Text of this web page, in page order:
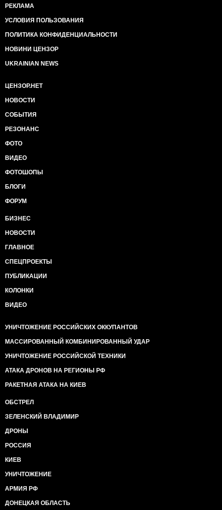
РЕКЛАМА
УСЛОВИЯ ПОЛЬЗОВАНИЯ
ПОЛИТИКА КОНФИДЕНЦИАЛЬНОСТИ
НОВИНИ ЦЕНЗОР
UKRAINIAN NEWS
ЦЕНЗОР.НЕТ
НОВОСТИ
СОБЫТИЯ
РЕЗОНАНС
ФОТО
ВИДЕО
ФОТОШОПЫ
БЛОГИ
ФОРУМ
БИЗНЕС
НОВОСТИ
ГЛАВНОЕ
СПЕЦПРОЕКТЫ
ПУБЛИКАЦИИ
КОЛОНКИ
ВИДЕО
УНИЧТОЖЕНИЕ РОССИЙСКИХ ОККУПАНТОВ
МАССИРОВАННЫЙ КОМБИНИРОВАННЫЙ УДАР
УНИЧТОЖЕНИЕ РОССИЙСКОЙ ТЕХНИКИ
АТАКА ДРОНОВ НА РЕГИОНЫ РФ
РАКЕТНАЯ АТАКА НА КИЕВ
ОБСТРЕЛ
ЗЕЛЕНСКИЙ ВЛАДИМИР
ДРОНЫ
РОССИЯ
КИЕВ
УНИЧТОЖЕНИЕ
АРМИЯ РФ
ДОНЕЦКАЯ ОБЛАСТЬ